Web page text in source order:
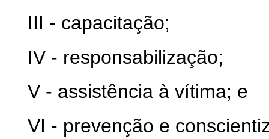
III - capacitação;
IV - responsabilização;
V - assistência à vítima; e
VI - prevenção e